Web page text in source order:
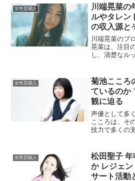
ラクターで若
集めています
女性芸能人
川端晃菜の
ルやタレン
の収入源と
川端晃菜のプ
晃菜は、注目
し、清楚なル
オ番組など多
を通じて着実
女性芸能人
菊池こころ
ているのか
観に迫る
声優として多
こころは、そ
技力で多くの
か。本記事で
する情報や彼
女性芸能人
松田聖子
か レジェ
サート活動